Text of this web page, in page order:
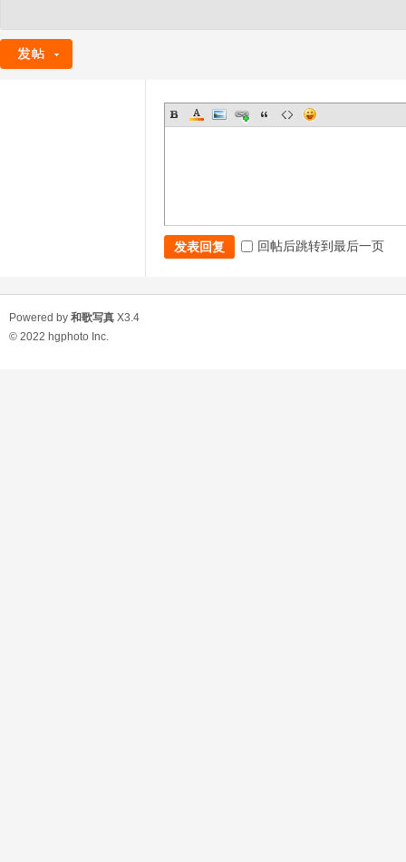
发表回复 回帖后跳转到最后一页
Powered by 和歌写真 X3.4
© 2022 hgphoto Inc.